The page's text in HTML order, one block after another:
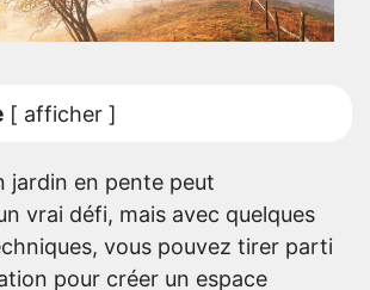
[ afficher ]
jardin en pente peut
vrai défi, mais avec quelques
vous pouvez tirer parti
pour créer un espace